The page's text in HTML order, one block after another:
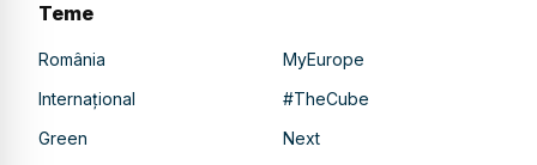
Teme
România
MyEurope
Internațional
#TheCube
Green
Next